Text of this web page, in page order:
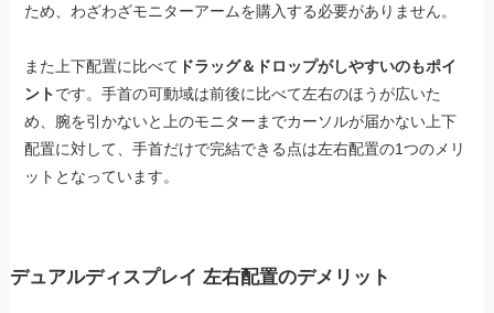
ため、わざわざモニターアームを購入する必要がありません。
また上下配置に比べて ドラッグ＆ドロップがしやすいのもポイ
ントです。手首の可動域は前後に比べて左右のほうが広いた
め、腕を引かないと上のモニターまでカーソルが届かない上下
配置に対して、手首だけで完結できる点は左右配置の1つのメリ
ットとなっています。
デュアルディスプレイ 左右配置のデメリット